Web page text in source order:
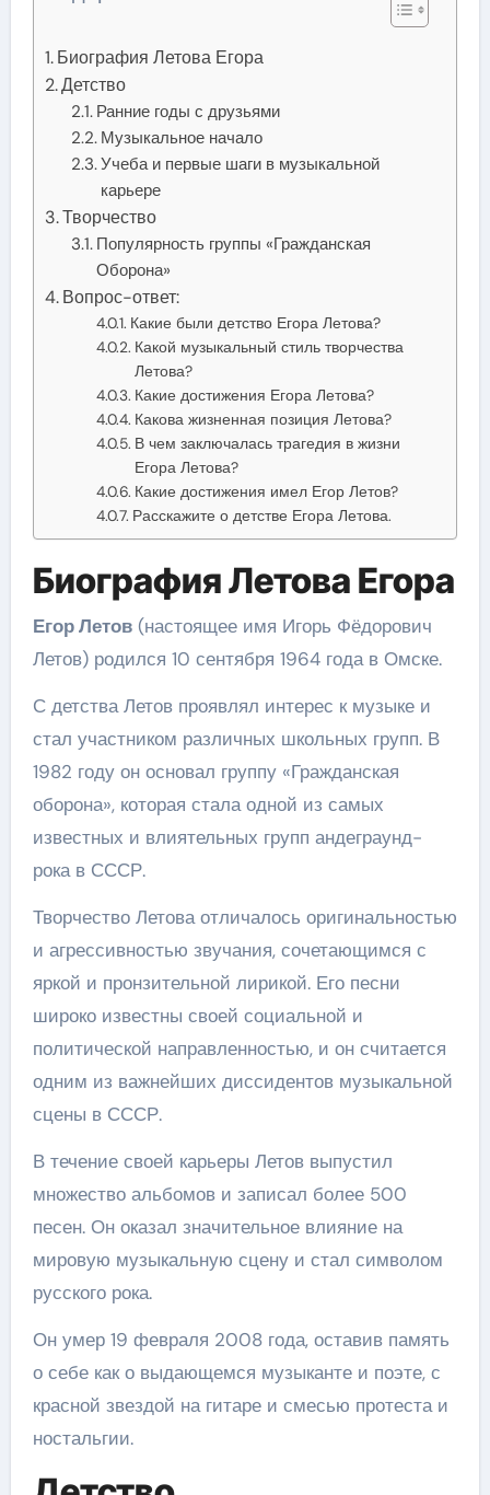
Биография Летова Егора
Детство
Ранние годы с друзьями
Музыкальное начало
Учеба и первые шаги в музыкальной
карьере
Творчество
Популярность группы «Гражданская
Оборона»
Вопрос-ответ:
Какие были детство Егора Летова?
Какой музыкальный стиль творчества
Летова?
Какие достижения Егора Летова?
Какова жизненная позиция Летова?
В чем заключалась трагедия в жизни
Егора Летова?
Какие достижения имел Егор Летов?
Расскажите о детстве Егора Летова.
Биография Летова Егора
Егор Летов(настоящее имя Игорь Фёдорович
Летов) родился 10 сентября 1964 года в Омске.
С детства Летов проявлял интерес к музыке и
стал участником различных школьных групп. В
1982 году он основал группу «Гражданская
оборона», которая стала одной из самых
известных и влиятельных групп андеграунд-
рока в СССР.
Творчество Летова отличалось оригинальностью
и агрессивностью звучания, сочетающимся с
яркой и пронзительной лирикой. Его песни
широко известны своей социальной и
политической направленностью, и он считается
одним из важнейших диссидентов музыкальной
сцены в СССР.
В течение своей карьеры Летов выпустил
множество альбомов и записал более 500
песен. Он оказал значительное влияние на
мировую музыкальную сцену и стал символом
русского рока.
Он умер 19 февраля 2008 года, оставив память
о себе как о выдающемся музыканте и поэте, с
красной звездой на гитаре и смесью протеста и
ностальгии.